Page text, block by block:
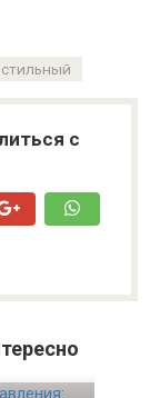
стильный
с